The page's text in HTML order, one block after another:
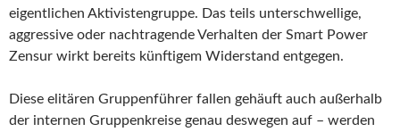
eigentlichen Aktivistengruppe. Das teils unterschwellige,
aggressive oder nachtragende Verhalten der Smart Power
Zensur wirkt bereits künftigem Widerstand entgegen.
Diese elitären Gruppenführer fallen gehäuft auch außerhalb
der internen Gruppenkreise genau deswegen auf – werden